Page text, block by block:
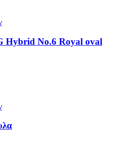
Hybrid No.6 Royal oval